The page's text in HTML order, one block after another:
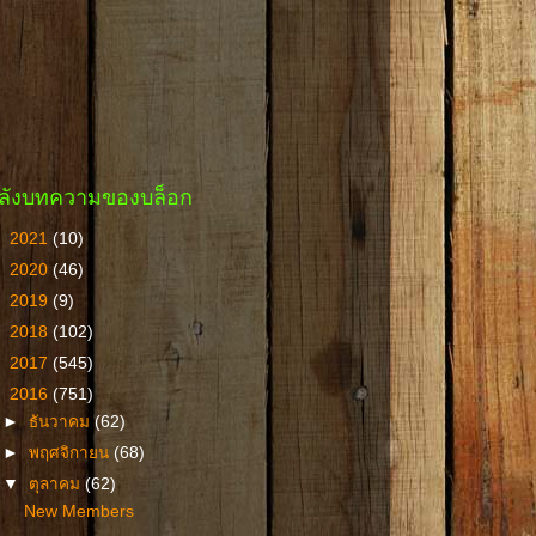
งบทความของบล็อก
2021 (10)
2020 (46)
2019 (9)
2018 (102)
2017 (545)
2016 (751)
► ธันวาคม(62)
►พฤศจิกายน(68)
▼ ตุลาคม(62)
New Members